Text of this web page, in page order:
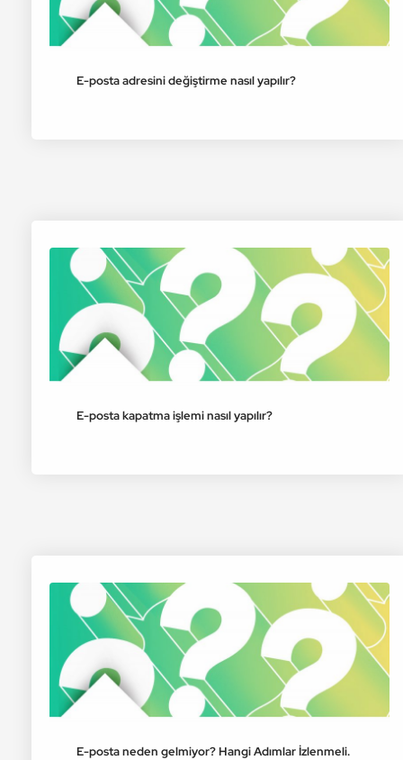
E-posta adresini değiştirme nasıl yapılır?
E-posta kapatma işlemi nasıl yapılır?
E-posta neden gelmiyor? Hangi Adımlar İzlenmeli.